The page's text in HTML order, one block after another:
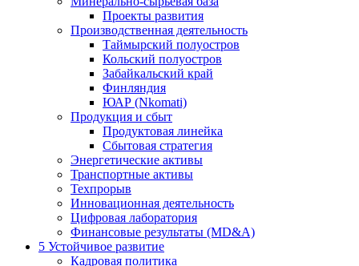
Проекты развития
Производственная деятельность
Таймырский полуостров
Кольский полуостров
Забайкальский край
Финляндия
ЮАР (Nkomati)
Продукция и сбыт
Продуктовая линейка
Сбытовая стратегия
Энергетические активы
Транспортные активы
Техпрорыв
Инновационная деятельность
Цифровая лаборатория
Финансовые результаты (MD&A)
5 Устойчивое развитие
Кадровая политика